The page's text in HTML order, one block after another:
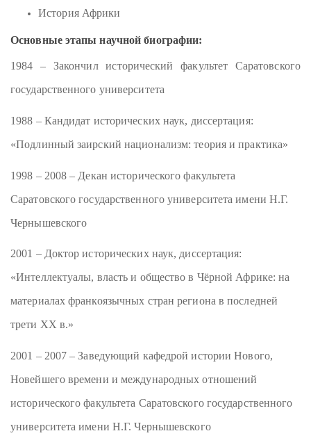
История Африки
Основные этапы научной биографии:
1984 – Закончил исторический факультет Саратовского
государственного университета
1988 – Кандидат исторических наук, диссертация:
«Подлинный заирский национализм: теория и практика»
1998 – 2008 – Декан исторического факультета
Саратовского государственного университета имени Н.Г.
Чернышевского
2001 – Доктор исторических наук, диссертация:
«Интеллектуалы, власть и общество в Чёрной Африке: на
материалах франкоязычных стран региона в последней
трети XX в.»
2001 – 2007 – Заведующий кафедрой истории Нового,
Новейшего времени и международных отношений
исторического факультета Саратовского государственного
университета имени Н.Г. Чернышевского